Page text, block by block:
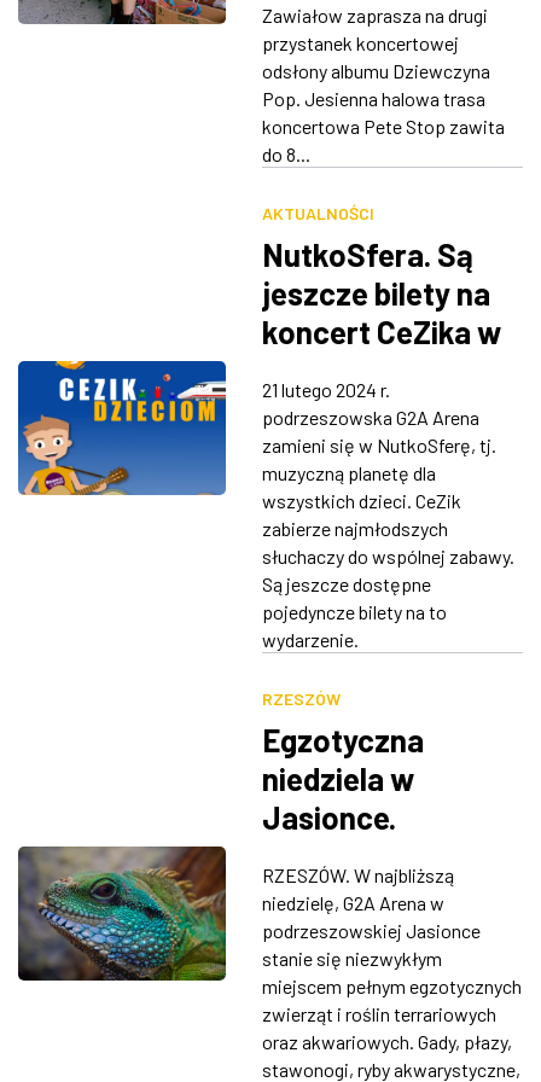
Zawiałow zaprasza na drugi
przystanek koncertowej
odsłony albumu Dziewczyna
Pop. Jesienna halowa trasa
koncertowa Pete Stop zawita
do 8...
AKTUALNOŚCI
NutkoSfera. Są
jeszcze bilety na
koncert CeZika w
21 lutego 2024 r.
podrzeszowska G2A Arena
zamieni się w NutkoSferę, tj.
muzyczną planetę dla
wszystkich dzieci. CeZik
zabierze najmłodszych
słuchaczy do wspólnej zabawy.
Są jeszcze dostępne
pojedyncze bilety na to
wydarzenie.
RZESZÓW
Egzotyczna
niedziela w
Jasionce.
terrarystyczno-
akwarystyczne z
botaniką
RZESZÓW. W najbliższą
niedzielę, G2A Arena w
podrzeszowskiej Jasionce
stanie się niezwykłym
miejscem pełnym egzotycznych
zwierząt i roślin terrariowych
oraz akwariowych. Gady, płazy,
stawonogi, ryby akwarystyczne,